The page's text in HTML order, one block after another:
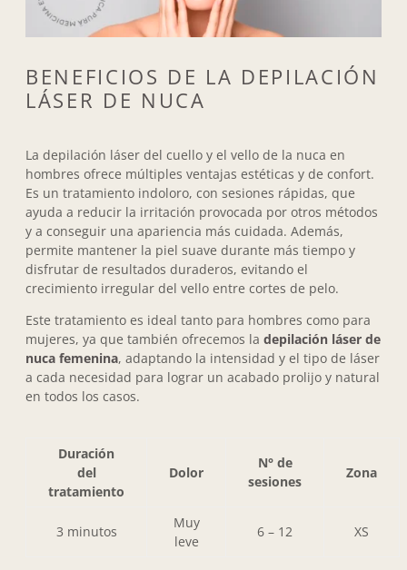
BENEFICIOS DE LA DEPILACIÓN
LÁSER DE NUCA
La depilación láser del cuello y el vello de la nuca en
hombres ofrece múltiples ventajas estéticas y de confort.
Es un tratamiento indoloro, con sesiones rápidas, que
ayuda a reducir la irritación provocada por otros métodos
y a conseguir una apariencia más cuidada. Además,
permite mantener la piel suave durante más tiempo y
disfrutar de resultados duraderos, evitando el
crecimiento irregular del vello entre cortes de pelo.
Este tratamiento es ideal tanto para hombres como para
mujeres, ya que también ofrecemos ladepilación láser de
nuca femenina, adaptando la intensidad y el tipo de láser
a cada necesidad para lograr un acabado prolijo y natural
en todos los casos.
Duración
del
tratamiento
Dolor
N° de
sesiones
Zona
3 minutos
Muy
leve
6 – 12 XS